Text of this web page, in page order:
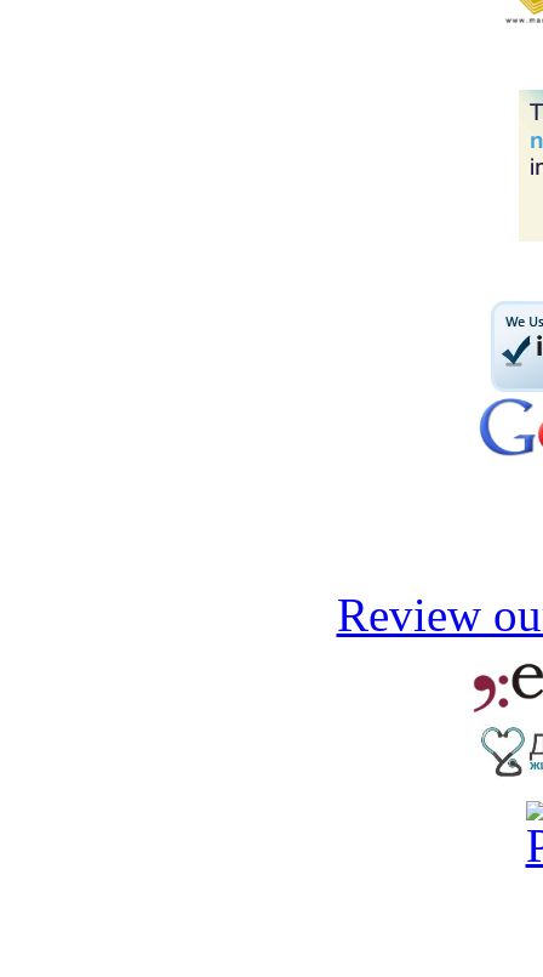
Review